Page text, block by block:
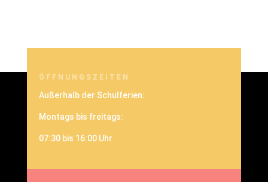
ÖFFNUNGSZEITEN
Außerhalb der Schulferien:
Montags bis freitags:
07:30 bis 16:00 Uhr